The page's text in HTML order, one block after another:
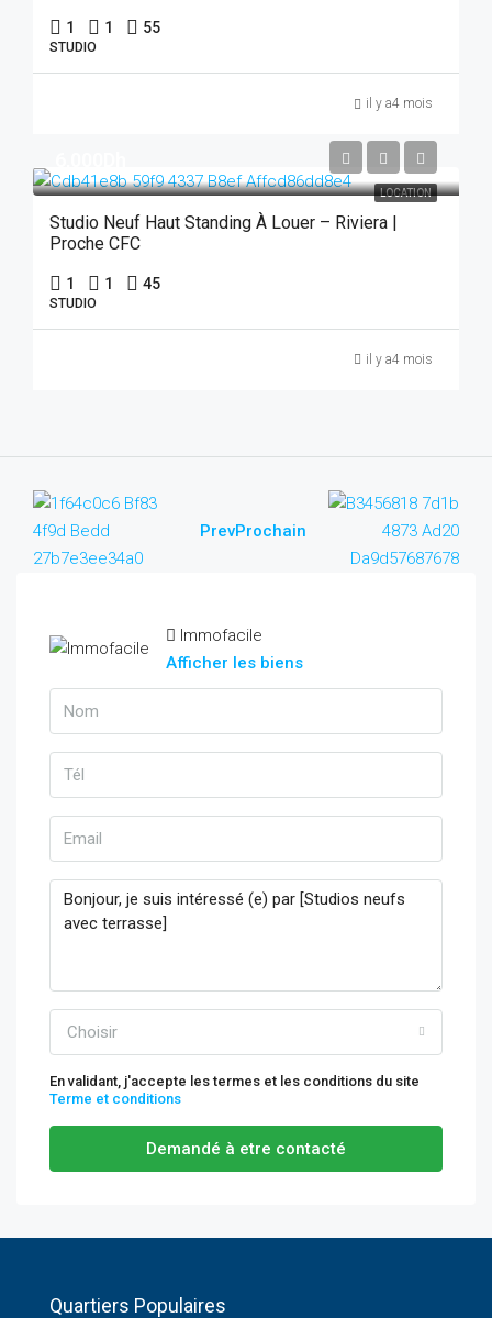
1 1 55
STUDIO
il y a4 mois
LOCATION
Studio Neuf Haut Standing À Louer – Riviera |
Proche CFC
1 1 45
STUDIO
il y a4 mois
PrevProchain
Immofacile
Afficher les biens
Choisir
En validant, j'accepte les termes et les conditions du site
Terme et conditions
Demandé à etre contacté
Quartiers Populaires